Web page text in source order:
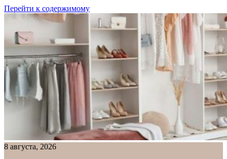
Перейти к содержимому
8 августа, 2026